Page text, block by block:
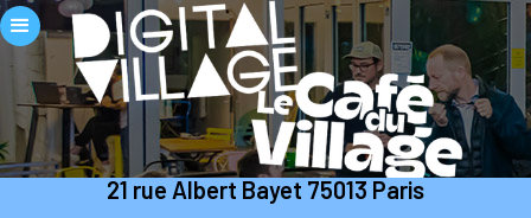
21 rue Albert Bayet 75013 Paris